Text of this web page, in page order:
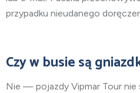
przypadku nieudanego
Czy w busie są
Nie — pojazdy Vipmar Tour nie